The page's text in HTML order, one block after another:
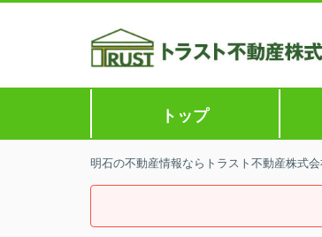
トップ
明石の不動産情報ならトラスト不動産株式会